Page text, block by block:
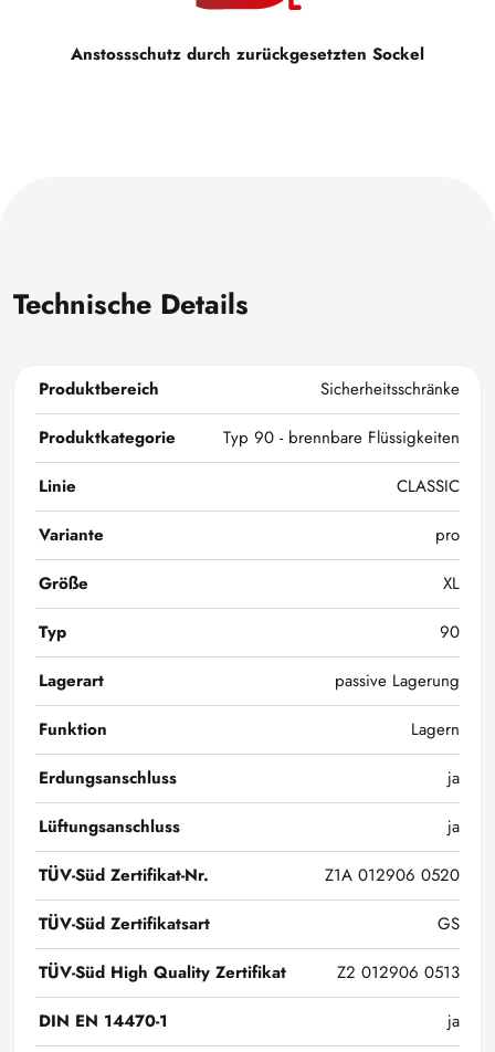
Anstossschutz durch zurückgesetzten Sockel
Technische Details
Produktbereich
Sicherheitsschränke
Produktkategorie
Typ 90 - brennbare Flüssigkeiten
Linie
CLASSIC
Variante
pro
Größe
XL
Typ
90
Lagerart
passive Lagerung
Funktion
Lagern
Erdungsanschluss
ja
Lüftungsanschluss
ja
TÜV-Süd Zertifikat-Nr.
Z1A 012906 0520
TÜV-Süd Zertifikatsart
GS
TÜV-Süd High Quality Zertifikat
Z2 012906 0513
DIN EN 14470-1
ja